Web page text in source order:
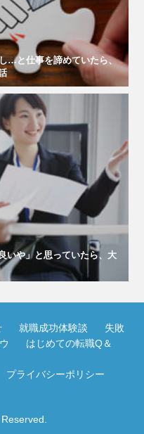
…と仕事を諦めていたら、
いや」と思っていたら、大
就職成功体験談
失敗
はじめての転職Q＆
プライバシーポリシー